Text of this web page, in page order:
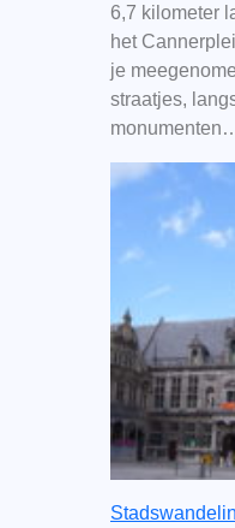
6,7 kilometer
het
je
straatjes,